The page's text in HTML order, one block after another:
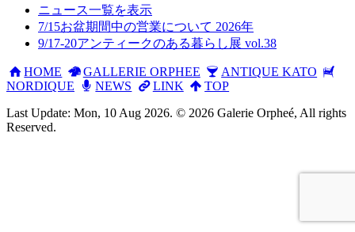
ニュース一覧を表示
7/15お盆期間中の営業について 2026年
9/17-20アンティークのある暮らし展 vol.38
HOME GALLERIE ORPHEE
ANTIQUE KATO
NORDIQUE
NEWS LINK
TOP
Last Update: Mon, 10 Aug 2026. © 2026 Galerie Orpheé, All rights
Reserved.